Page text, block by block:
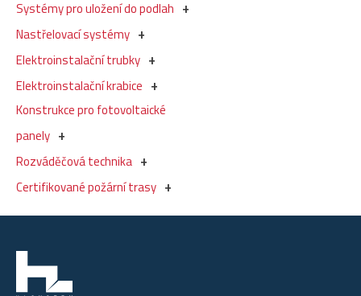
Systémy pro uložení do podlah
Nastřelovací systémy
Elektroinstalační trubky
Elektroinstalační krabice
Konstrukce pro fotovoltaické
panely
Rozváděčová technika
Certifikované požární trasy